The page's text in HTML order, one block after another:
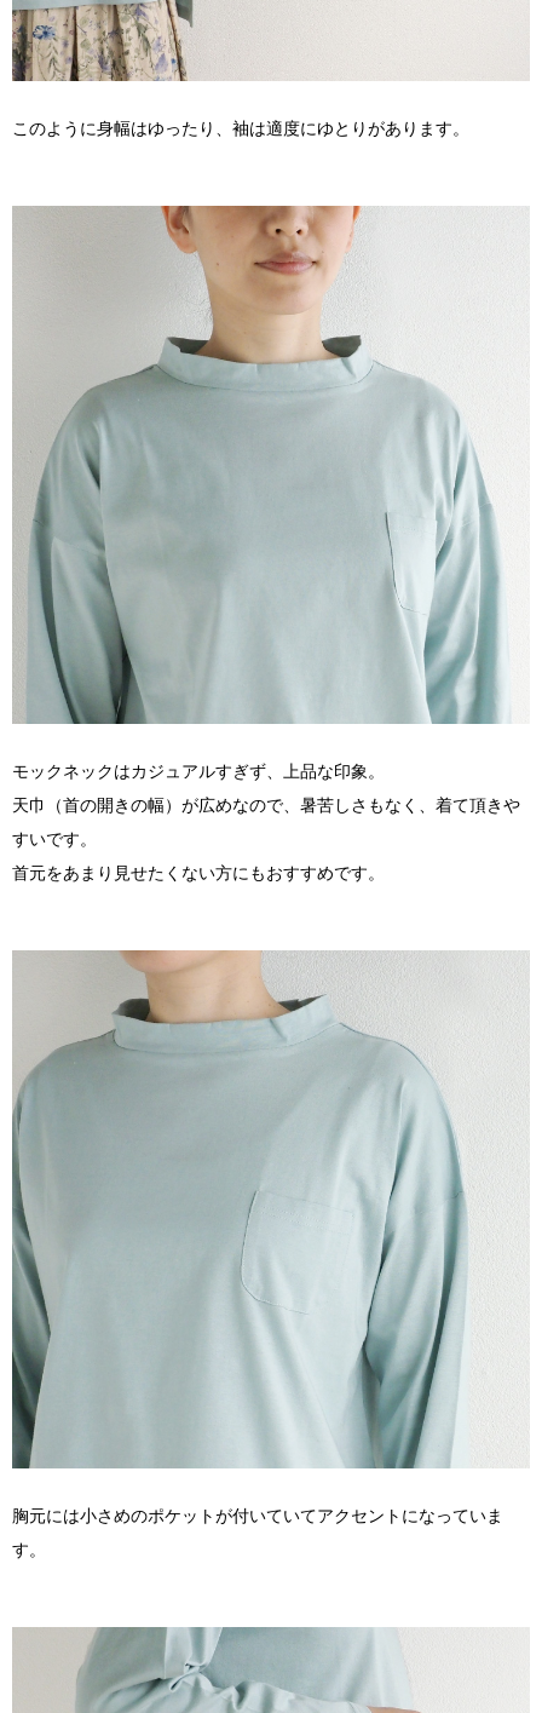
このように身幅はゆったり、袖は適度にゆとりがあります。
モックネックはカジュアルすぎず、上品な印象。
天巾（首の開きの幅）が広めなので、暑苦しさもなく、着て頂きや
すいです。
首元をあまり見せたくない方にもおすすめです。
胸元には小さめのポケットが付いていてアクセントになっていま
す。